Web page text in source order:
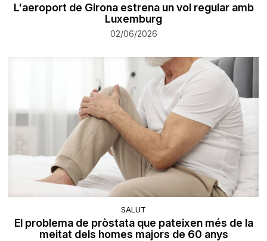
L'aeroport de Girona estrena un vol regular amb
Luxemburg
02/06/2026
SALUT
El problema de pròstata que pateixen més de la
meitat dels homes majors de 60 anys